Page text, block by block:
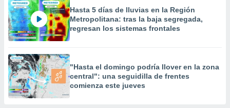
Hasta 5 días de lluvias en la Región
Metropolitana: tras la baja segregada,
regresan los sistemas frontales
"Hasta el domingo podría llover en la zona
central": una seguidilla de frentes
comienza este jueves